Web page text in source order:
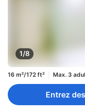
1/8
16 m²/172 ft² Max. 3
Entrez